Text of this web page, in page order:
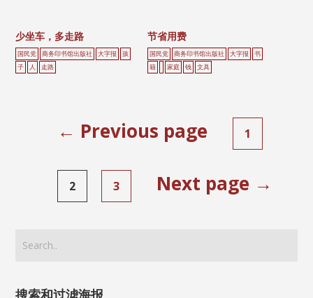
少坐车，多走路
国民党 商务印书馆出版社 大字报
孩
子
人 走路
节省用费
国民党 商务印书馆出版社 大字报
书
籍
家庭 钱 文具
← Previous page 1
2 3 Next page →
搜索和过滤海报